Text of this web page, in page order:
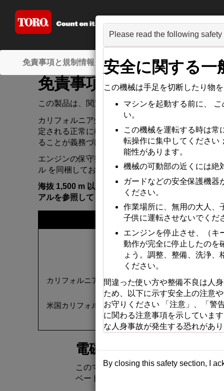
Please read the following
安全に関する一
この機械は手足 を切断したり 物
マシンを起動する前に
こ
い。
この機械を運転する時は常
転操作に集中 してください
能性があります。
機械の可動部の近 くには絶
ガードなどの安全保護機器
ください。
作業場所に 、無用の大人、
子供に運転させないでくだ
エンジンを停止 させ （キ
動作が完全に停止 したのを
ょう 。調整、整備、洗浄、
ください。
間違った使い方や整備不良 は 人
ため 、以下に示す安全上の注意や
お守 りください
「注意」、「警
に関わる注意事項を示しています
な 人身事故が発生する恐れがあ
By closing this safety section, I
­免責事項と規制情報 ­はじめに ­安全 組み立
免責事項 と規制情報
この製品は 、関連 するEU規制に適合しています
。
カリフォルニア州 森林地帯
定される正常に機能 するスパークアレスタが装着さ
ることが義務づけられており、これを満たさない機
エンジンの保守整備 のため および米国環境保護局
ル を 同梱 しております 。エンジンマニュアルはエ
海抜 1,500 m 以上 高地でこの製品を使用する場合
アルを参照 してください 。
カリフォルニア 州では、この製品に搭載されている
米国 カリフォルニア州では、この製品を使用 した場
電磁適合性認証
このマシンにテレマティクスデバイス が
ベート